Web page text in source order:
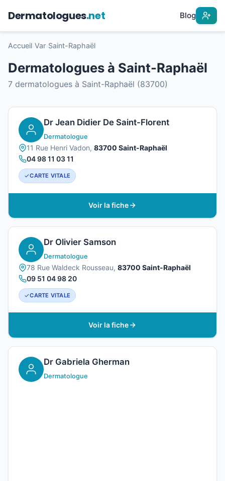
Dermatologues.net Blog
Accueil Var Saint-Raphaël
Dermatologues à Saint-Raphaël
7 dermatologues à Saint-Raphaël (83700)
Dr Jean Didier De Saint-Florent
Dermatologue
11 Rue Henri Vadon, 83700 Saint-Raphaël
04 98 11 03 11
CARTE VITALE
Voir la fiche
Dr Olivier Samson
Dermatologue
78 Rue Waldeck Rousseau, 83700 Saint-Raphaël
09 51 04 98 20
CARTE VITALE
Voir la fiche
Dr Gabriela Gherman
Dermatologue